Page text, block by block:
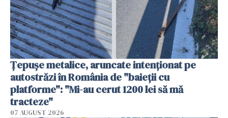
Țepușe metalice, aruncate intenționat pe
autostrăzi în România de "baieții cu
platforme": "Mi-au cerut 1200 lei să mă
tracteze"
07 AUGUST 2026